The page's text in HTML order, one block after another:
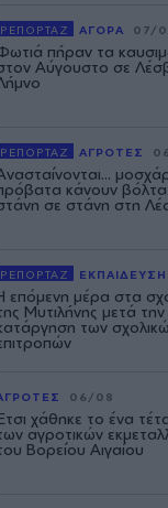
ΡΕΠΟΡΤΑΖ ΑΓΟΡΑ 07/
πήραν τα
Αύγουστο σε
ΡΕΠΟΡΤΑΖ ΑΓΡΟΤΕΣ
κάνουν
σε στάνη στη
ΡΕΠΟΡΤΑΖ ΕΚΠΑΙΔΕΥΣΗ
επόμενη μέρα στα
Μυτιλήνης μετά την
των
06/08
χάθηκε το ένα
αγροτικών
Βορείου Αιγαίου